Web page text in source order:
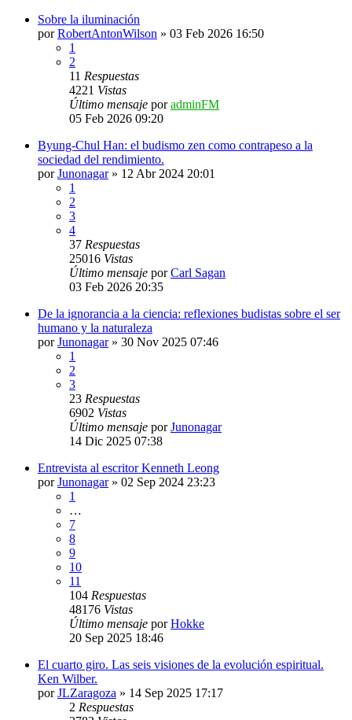
Sobre la iluminación
porRobertAntonWilson » 03 Feb 2026 16:50
1
2
11 Respuestas
4221 Vistas
Último mensaje poradminFM
05 Feb 2026 09:20
Byung-Chul Han: el budismo zen como contrapeso a la
sociedad del rendimiento.
porJunonagar» 12 Abr 2024 20:01
1
2
3
4
37 Respuestas
25016 Vistas
Último mensaje porCarl Sagan
03 Feb 2026 20:35
De la ignorancia a la ciencia: reflexiones budistas sobre el ser
humano y la naturaleza
porJunonagar» 30 Nov 2025 07:46
1
2
3
23 Respuestas
6902 Vistas
Último mensaje porJunonagar
14 Dic 2025 07:38
Entrevista al escritor Kenneth Leong
porJunonagar» 02 Sep 2024 23:23
1
…
7
8
9
10
11
104 Respuestas
48176 Vistas
Último mensaje porHokke
20 Sep 2025 18:46
El cuarto giro. Las seis visiones de la evolución espiritual.
Ken Wilber.
porJLZaragoza » 14 Sep 2025 17:17
2 Respuestas